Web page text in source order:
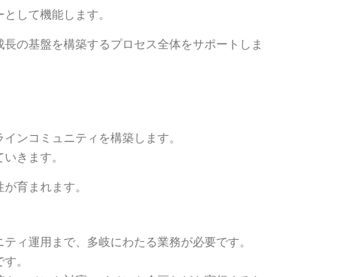
して機能します。
の基盤を構築するプロセス全体をサポートしま
ンコミュニティを構築します。
きます。
育まれます。
ィ運用まで、多岐にわたる業務が必要です。
。